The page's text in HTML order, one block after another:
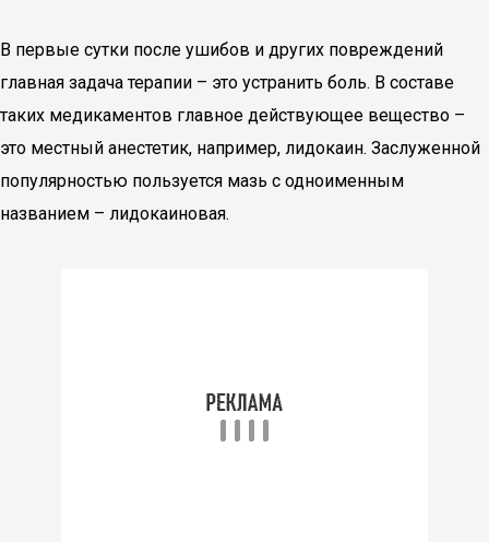
В первые сутки после ушибов и других повреждений
главная задача терапии – это устранить боль. В составе
таких медикаментов главное действующее вещество –
это местный анестетик, например, лидокаин. Заслуженной
популярностью пользуется мазь с одноименным
названием – лидокаиновая.